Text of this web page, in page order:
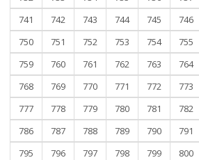
741
742 743 744 745 746
750
751 752 753 754 755
759
760 761 762 763 764
768
769 770 771 772 773
777
778 779 780 781 782
786
787 788 789 790 791
795
796 797 798 799 800